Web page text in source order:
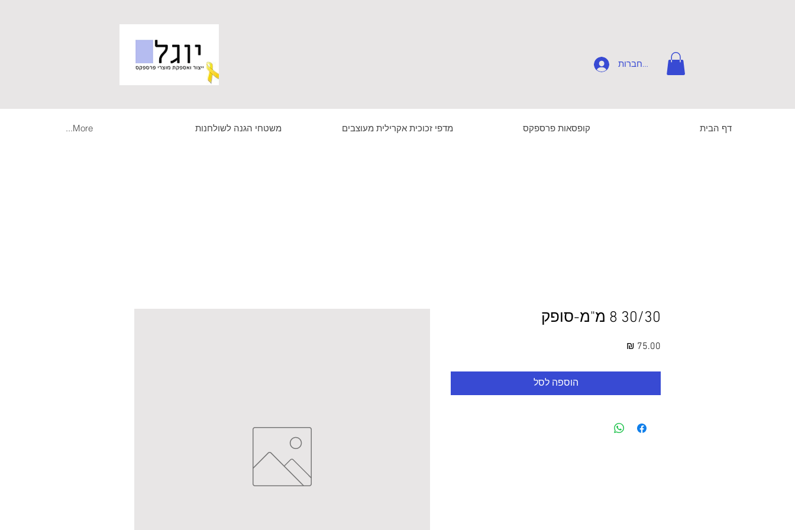
להתחברות
דף הבית קופסאות פרספקס מדפי זכוכית אקרילית מעוצבים משטחי הגנה לשולחנות More...
30/30 8 מ"מ-סופק
הוספה לסל